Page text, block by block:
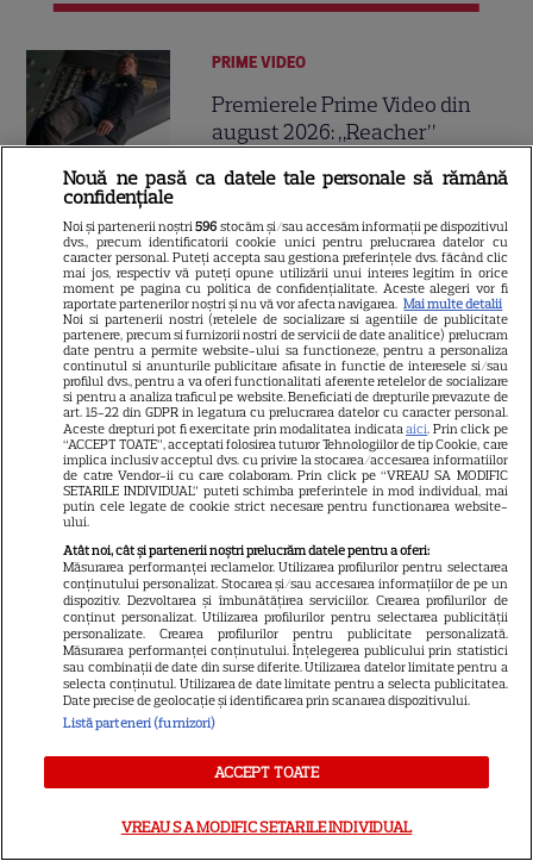
6
PRIME VIDEO
Premierele Prime Video din
august 2026: „Reacher”
noi filme de neratat
17
DISNEY PLUS
Premiere Disney+ august
2026: „Camp Rock 3”,
„Futurama” și trilogia
„Stăpânul Inelelor” ajung pe
platformă
15
DISNEY PLUS
Premiere de neratat pe Netflix,
Disney+ și SkyShowtime în
august: seriale noi, filme de
colecție și vedete de top
5
CINEMA
Eli Roth revine cu „Omul cu
horror în care copiii devin
criminali după ce mănâncă
înghețată
Nouă ne pasă ca datele tale personale să rămână
confidențiale
Noi și partenerii noștri596 stocăm și/sau accesăm informații pe dispozitivul
dvs., precum identificatorii cookie unici pentru prelucrarea datelor cu
caracter personal. Puteți accepta sau gestiona preferințele dvs. făcând clic
mai jos, respectiv vă puteți opune utilizării unui interes legitim în orice
moment pe pagina cu politica de confidențialitate. Aceste alegeri vor fi
raportate partenerilor noștri și nu vă vor afecta navigarea. Mai multe detalii
Noi si partenerii nostri (retelele de socializare si agentiile de publicitate
partenere, precum si furnizorii nostri de servicii de date analitice) prelucram
date pentru a permite website-ului sa functioneze, pentru a personaliza
continutul si anunturile publicitare afisate in functie de interesele si/sau
profilul dvs., pentru a va oferi functionalitati aferente retelelor de socializare
si pentru a analiza traficul pe website. Beneficiati de drepturile prevazute de
art. 15-22 din GDPR in legatura cu prelucrarea datelor cu caracter personal.
Aceste drepturi pot fi exercitate prin modalitatea indicataaici. Prin click pe
“ACCEPT TOATE”, acceptati folosirea tuturor Tehnologiilor de tip Cookie, care
implica inclusiv acceptul dvs. cu privire la stocarea/accesarea informatiilor
de catre Vendor-ii cu care colaboram. Prin click pe “VREAU SA MODIFIC
SETARILE INDIVIDUAL” puteti schimba preferintele in mod individual, mai
putin cele legate de cookie strict necesare pentru functionarea website-
ului.
Atât noi, cât și partenerii noștri prelucrăm datele pentru a oferi:
Măsurarea performanței reclamelor. Utilizarea profilurilor pentru selectarea
conținutului personalizat. Stocarea și/sau accesarea informațiilor de pe un
dispozitiv. Dezvoltarea și îmbunătățirea serviciilor. Crearea profilurilor de
conținut personalizat. Utilizarea profilurilor pentru selectarea publicității
personalizate. Crearea profilurilor pentru publicitate personalizată.
Măsurarea performanței conținutului. Înțelegerea publicului prin statistici
sau combinații de date din surse diferite. Utilizarea datelor limitate pentru a
selecta conținutul. Utilizarea de date limitate pentru a selecta publicitatea.
Date precise de geolocație și identificarea prin scanarea dispozitivului.
Listă parteneri (furnizori)
ACCEPT TOATE
VREAU SA MODIFIC SETARILE INDIVIDUAL